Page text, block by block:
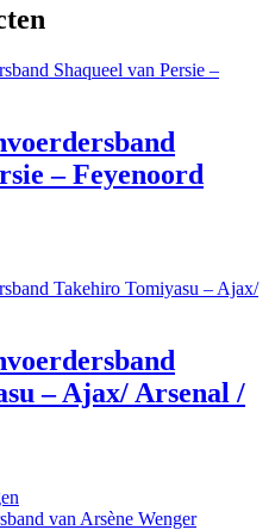
– Feyenoord
– Ajax/ Arsenal /